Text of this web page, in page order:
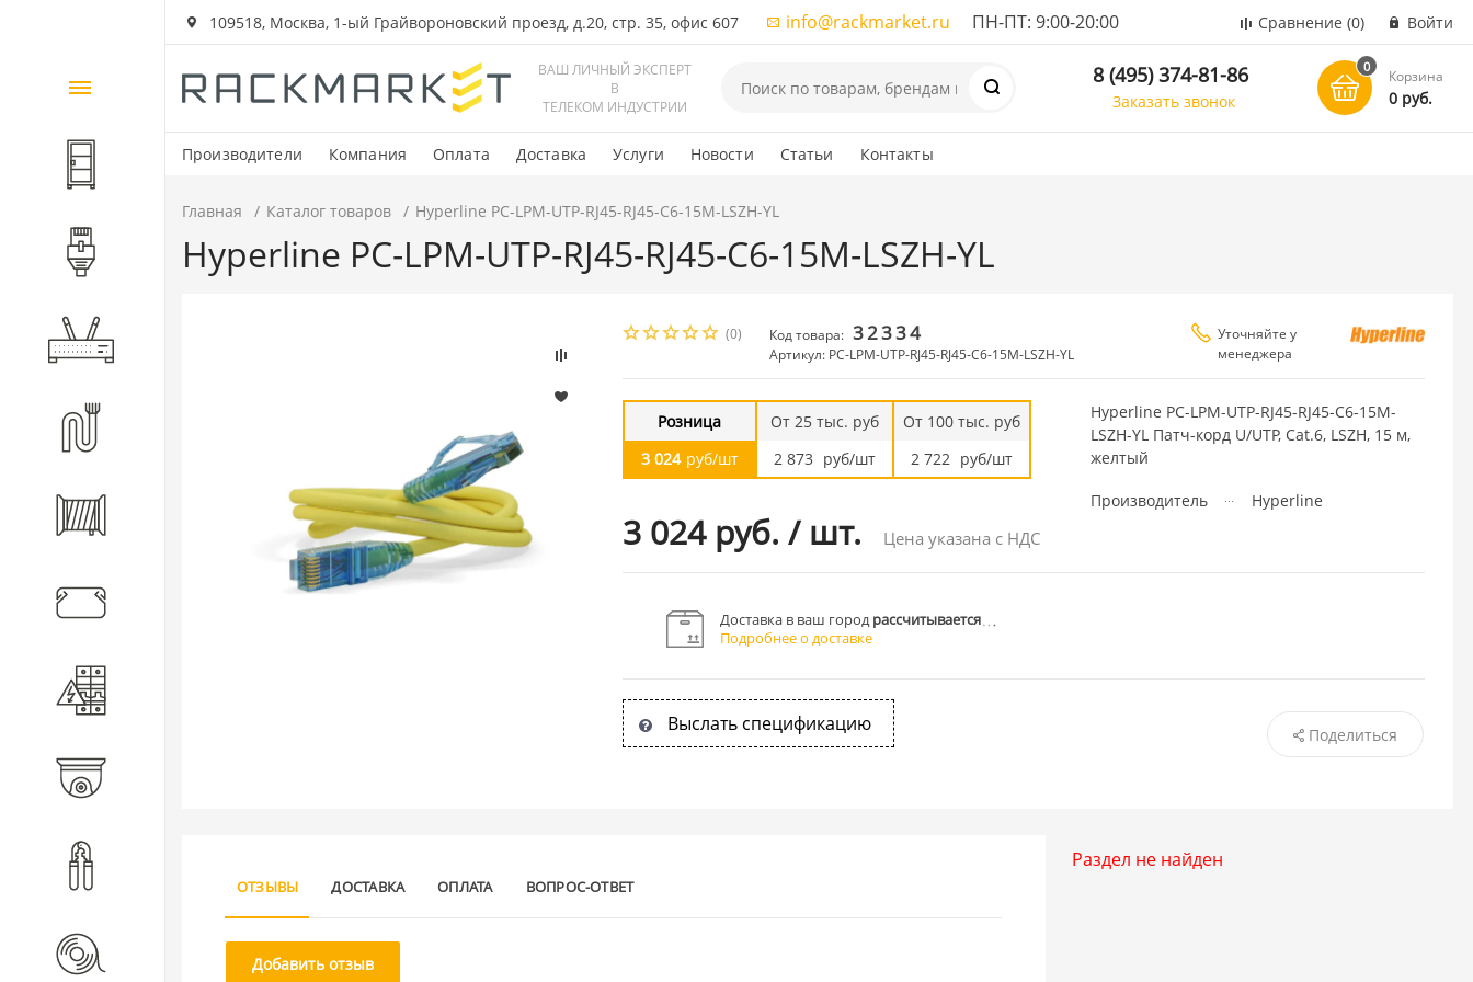
109518, Москва, 1-ый Грайвороновский проезд, д.20, стр. 35, офис 607 info@rackmarket.ru ПН-ПТ: 9:00-20:00 Сравнение (0) Войти
ВАШ ЛИЧНЫЙ ЭКСПЕРТ
В
ТЕЛЕКОМ ИНДУСТРИИ
8 (495) 374-81-86
Заказать звонок
0
Корзина
0 руб.
Производители Компания Оплата Доставка Услуги Новости Статьи Контакты
Каталог
товаров
Шкафы и стойки
Компоненты СКС
Расходные материалы
Главная Каталог товаров Hyperline PC-LPM-UTP-RJ45-RJ45-C6-15M-LSZH-YL
Hyperline PC-LPM-UTP-RJ45-RJ45-C6-15M-LSZH-YL
(0) Код товара: 32334
Артикул: PC-LPM-UTP-RJ45-RJ45-C6-15M-LSZH-YL
Уточняйте у
менеджера
Розница
3 024 руб/шт
От 25 тыс. руб
2 873 руб/шт
От 100 тыс. руб
2 722 руб/шт
3 024 руб. / шт. Цена указана с НДС
Hyperline PC-LPM-UTP-RJ45-RJ45-C6-15M-
LSZH-YL Патч-корд U/UTP, Cat.6, LSZH, 15 м,
желтый
Производитель Hyperline
Доставка в ваш городрассчитывается
Подробнее о доставке
Выслать спецификацию Поделиться
ОТЗЫВЫ ДОСТАВКА ОПЛАТА ВОПРОС-ОТВЕТ
Добавить отзыв
Раздел не найден